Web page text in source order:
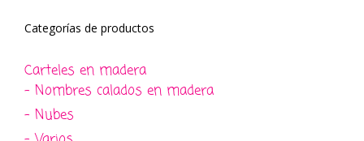
Categorías de productos
Carteles en madera
- Nombres calados en madera
- Nubes